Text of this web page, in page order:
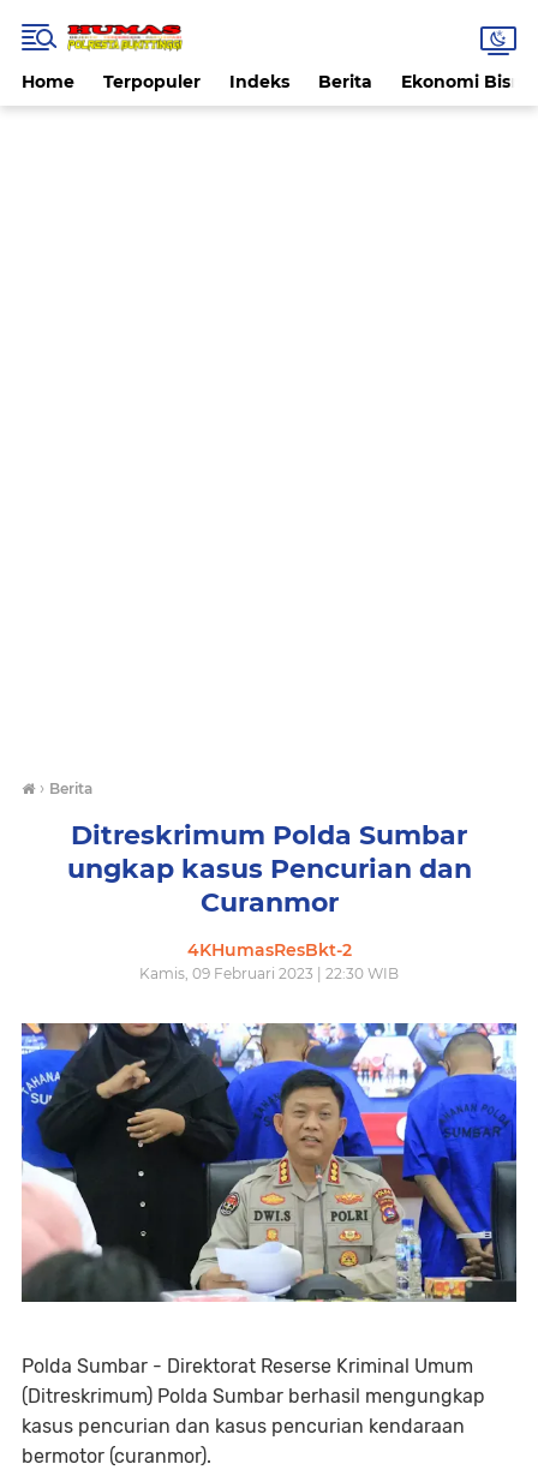
Home Terpopuler Indeks Berita Ekonomi Bisnis
› Berita
Ditreskrimum Polda Sumbar
ungkap kasus Pencurian dan
Curanmor
4KHumasResBkt-2
Kamis, 09 Februari 2023 | 22:30 WIB
Polda Sumbar - Direktorat Reserse Kriminal Umum
(Ditreskrimum) Polda Sumbar berhasil mengungkap
kasus pencurian dan kasus pencurian kendaraan
bermotor (curanmor).